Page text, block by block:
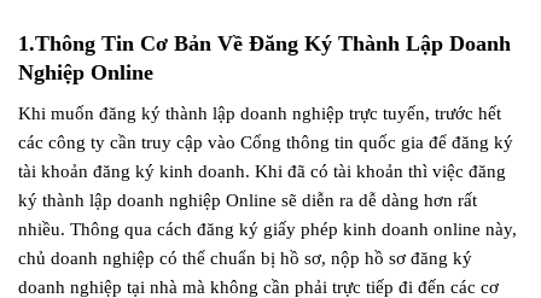
1.Thông Tin Cơ Bản Về Đăng Ký Thành Lập Doanh
Nghiệp Online
Khi muốn đăng ký thành lập doanh nghiệp trực tuyến, trước hết
các công ty cần truy cập vào Cổng thông tin quốc gia để đăng ký
tài khoản đăng ký kinh doanh. Khi đã có tài khoản thì việc đăng
ký thành lập doanh nghiệp Online sẽ diễn ra dễ dàng hơn rất
nhiều. Thông qua cách đăng ký giấy phép kinh doanh online này,
chủ doanh nghiệp có thể chuẩn bị hồ sơ, nộp hồ sơ đăng ký
doanh nghiệp tại nhà mà không cần phải trực tiếp đi đến các cơ